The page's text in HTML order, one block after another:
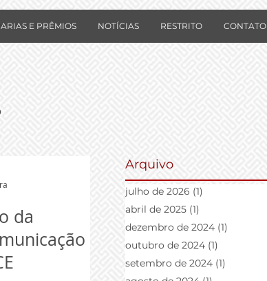
E PRÊMIOS NOTÍCIAS RESTRITO CONTATO
da
e
Arquivo
julho de 2026 (1)
abril de 2025 (1)
dezembro de 2024 (1)
outubro de 2024 (1)
setembro de 2024 (1)